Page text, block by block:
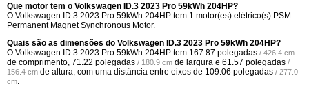
Que motor tem o Volkswagen ID.3 2023 Pro 59kWh 204HP?
O Volkswagen ID.3 2023 Pro 59kWh 204HP tem 1 motor(es) elétrico(s) PSM -
Permanent Magnet Synchronous Motor.
Quais são as dimensões do Volkswagen ID.3 2023 Pro 59kWh 204HP?
O Volkswagen ID.3 2023 Pro 59kWh 204HP tem 167.87 polegadas / 426.4 cm
de comprimento, 71.22 polegadas / 180.9 cm de largura e 61.57 polegadas /
156.4 cm de altura, com uma distância entre eixos de 109.06 polegadas / 277.0
cm